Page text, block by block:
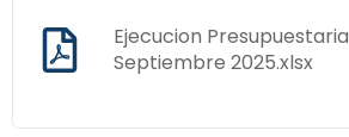
Ejecucion Presupuestaria
Septiembre 2025.xlsx